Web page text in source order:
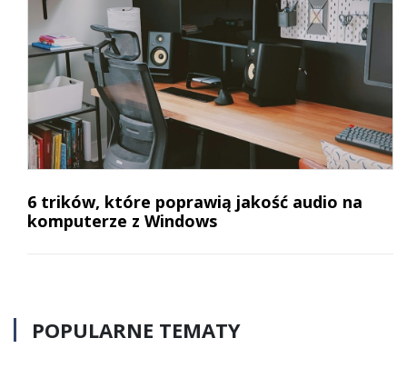
6 trików, które poprawią jakość audio na
komputerze z Windows
POPULARNE TEMATY